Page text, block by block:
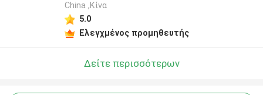
China ,Κίνα
5.0
Ελεγχμένος προμηθευτής
Δείτε περισσότερων